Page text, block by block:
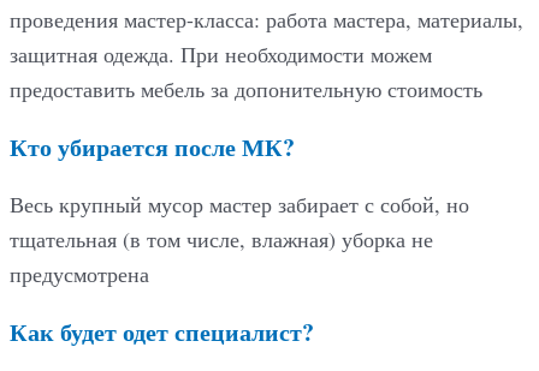
проведения мастер-класса: работа мастера, материалы,
защитная одежда. При необходимости можем
предоставить мебель за допонительную стоимость
Кто убирается после МК?
Весь крупный мусор мастер забирает с собой, но
тщательная (в том числе, влажная) уборка не
предусмотрена
Как будет одет специалист?